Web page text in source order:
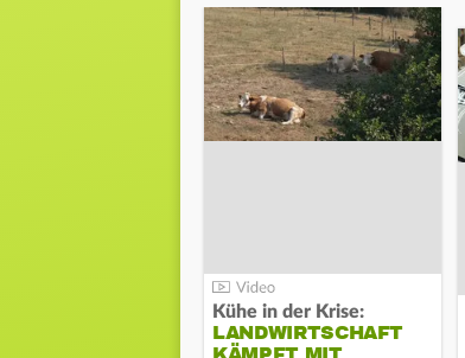
Kühe in der Krise:
LANDWIRTSCHAFT